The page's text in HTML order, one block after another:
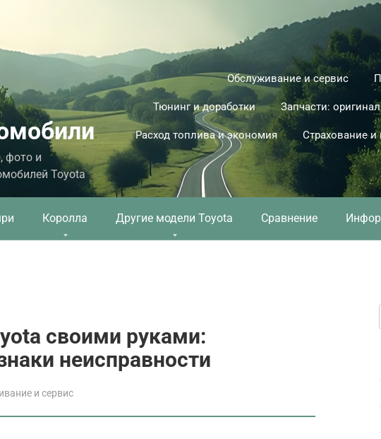
фото и
Toyota
Обслуживание и сервис
Тюнинг и доработки Запчасти:
Расход топлива и экономия Страхование и
Королла Другие модели Toyota Сравнение
своими руками:
неисправности
и сервис